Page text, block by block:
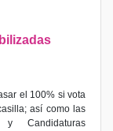
el 100% si vota
así como las
y Candidaturas